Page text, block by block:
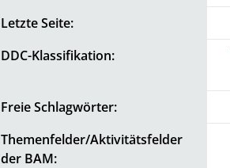
Letzte Seite:
DDC-Klassifikation:
Freie Schlagwörter:
Themenfelder/Aktivitätsfelder
der BAM: